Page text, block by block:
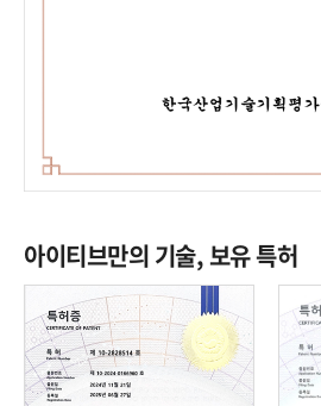
아이티브만의 기술, 보유 특허​​